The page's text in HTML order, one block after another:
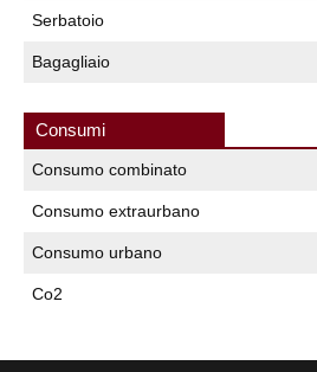
Serbatoio
Bagagliaio
Consumi
Consumo combinato
Consumo extraurbano
Consumo urbano
Co2